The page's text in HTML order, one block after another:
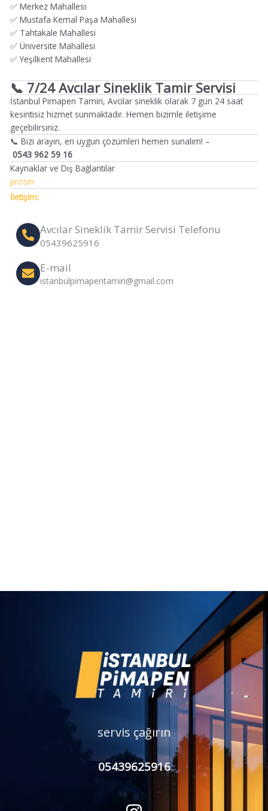
✅ Merkez Mahallesi
✅ Mustafa Kemal Paşa Mahallesi
✅ Tahtakale Mahallesi
✅ Üniversite Mahallesi
✅ Yeşilkent Mahallesi
📞 7/24 Avcılar Sineklik Tamir Servisi
İstanbul Pimapen Tamiri, Avcılar sineklik olarak 7 gün 24 saat
kesintisiz hizmet sunmaktadır. Hemen bizimle iletişime
geçebilirsiniz.
📞 Bizi arayın, en uygun çözümleri hemen sunalım! –
0543 962 59 16
Kaynaklar ve Dış Bağlantılar
prosin
İletişim:
Avcılar Sineklik Tamir Servisi Telefonu
05439625916
E-mail
istanbulpimapentamiri@gmail.com
servis çağırın
05439625916
I